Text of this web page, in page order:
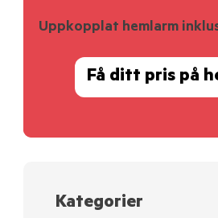
Uppkopplat hemlarm
Få ditt pris på
Kategorier